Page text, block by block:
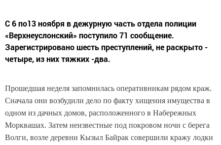
С 6 по13 ноября в дежурную часть отдела полиции
«Верхнеуслонский» поступило 71 сообщение.
Зарегистрировано шесть преступлений, не раскрыто -
четыре, из них тяжких -два.
Прошедшая неделя запомнилась оперативникам рядом краж.
Сначала они возбудили дело по факту хищения имущества в
одном из дачных домов, расположенного в Набережных
Морквашах. Затем неизвестные под покровом ночи с берега
Волги, возле деревни Кызыл Байрак совершили кражу лодки